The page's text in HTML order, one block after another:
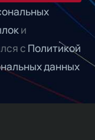
и
с Политикой
данных